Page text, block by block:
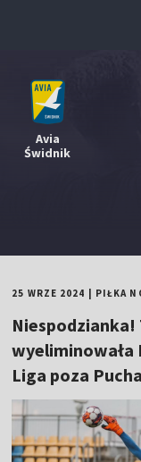
Avia
Świdnik
25 WRZE 2024 PIŁKA
wyeliminowała
Liga poza